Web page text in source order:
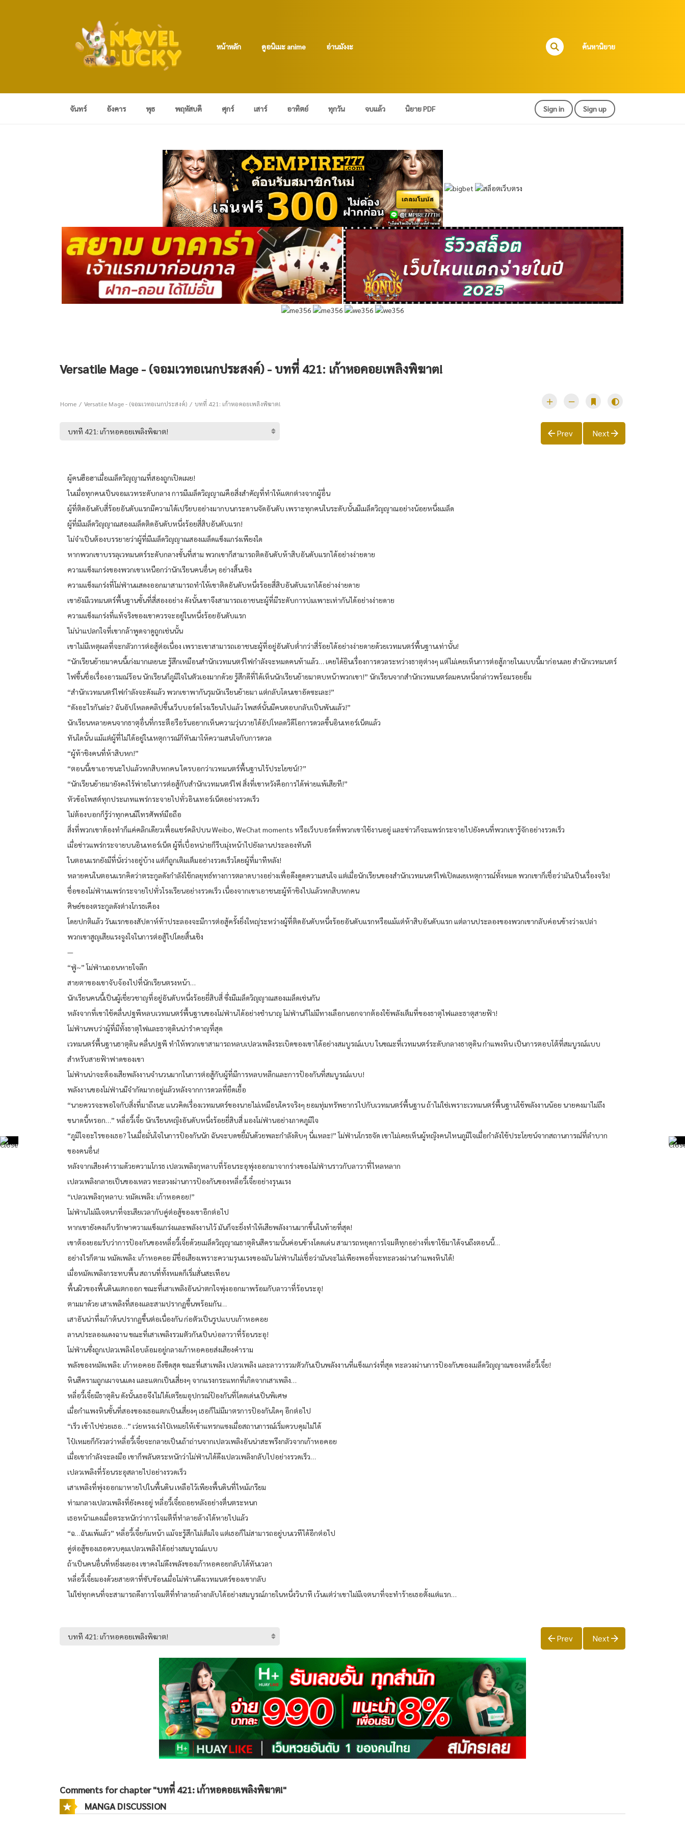
หน้าหลัก ดูอนิเมะ anime อ่านมังงะ ค้นหานิยาย
จันทร์ อังคาร พุธ พฤหัสบดี ศุกร์ เสาร์ อาทิตย์ ทุกวัน จบแล้ว นิยาย PDF Sign in Sign up
Versatile Mage - (จอมเวทอเนกประสงค์) - บทที่ 421: เก้าหอคอยเพลิงพิฆาต!
Home Versatile Mage - (จอมเวทอเนกประสงค์) บทที่ 421: เก้าหอคอยเพลิงพิฆาต!
Prev Next
ผู้คนฮือฮาเมื่อเมล็ดวิญญาณที่สองถูกเปิดเผย!
ในเมื่อทุกคนเป็นจอมเวทระดับกลาง การมีเมล็ดวิญญาณคือสิ่งสำคัญที่ทำให้แตกต่างจากผู้อื่น
ผู้ที่ติดอันดับสี่ร้อยอันดับแรกมีความได้เปรียบอย่างมากบนกระดานจัดอันดับ เพราะทุกคนในระดับนั้นมีเมล็ดวิญญาณอย่างน้อยหนึ่งเมล็ด
ผู้ที่มีเมล็ดวิญญาณสองเมล็ดติดอันดับหนึ่งร้อยสี่สิบอันดับแรก!
ไม่จำเป็นต้องบรรยายว่าผู้ที่มีเมล็ดวิญญาณสองเมล็ดแข็งแกร่งเพียงใด
หากพวกเขาบรรลุเวทมนตร์ระดับกลางขั้นที่สาม พวกเขาก็สามารถติดอันดับห้าสิบอันดับแรกได้อย่างง่ายดาย
ความแข็งแกร่งของพวกเขาเหนือกว่านักเรียนคนอื่นๆ อย่างสิ้นเชิง
ความแข็งแกร่งที่โม่ฟ่านแสดงออกมาสามารถทำให้เขาติดอันดับหนึ่งร้อยสี่สิบอันดับแรกได้อย่างง่ายดาย
เขายังมีเวทมนตร์พื้นฐานขั้นที่สี่สองอย่าง ดังนั้นเขาจึงสามารถเอาชนะผู้ที่มีระดับการบ่มเพาะเท่ากันได้อย่างง่ายดาย
ความแข็งแกร่งที่แท้จริงของเขาควรจะอยู่ในหนึ่งร้อยอันดับแรก
ไม่น่าแปลกใจที่เขากล้าพูดจาดูถูกเช่นนั้น
เขาไม่มีเหตุผลที่จะกลัวการต่อสู้ต่อเนื่อง เพราะเขาสามารถเอาชนะผู้ที่อยู่อันดับต่ำกว่าสี่ร้อยได้อย่างง่ายดายด้วยเวทมนตร์พื้นฐานเท่านั้น!
“นักเรียนย้ายมาคนนี้เก่งมากเลยนะ รู้สึกเหมือนสำนักเวทมนตร์ไฟกำลังจะหมดคนท้าแล้ว… เคยได้ยินเรื่องการดวลระหว่างธาตุต่างๆ แต่ไม่เคยเห็นการต่อสู้ภายในแบบนี้มาก่อนเลย สำนักเวทมนตร์
ไฟขึ้นชื่อเรื่องอารมณ์ร้อน นักเรียนก็ภูมิใจในตัวเองมากด้วย รู้สึกดีที่ได้เห็นนักเรียนย้ายมาตบหน้าพวกเขา!” นักเรียนจากสำนักเวทมนตร์ลมคนหนึ่งกล่าวพร้อมรอยยิ้ม
“สำนักเวทมนตร์ไฟกำลังจะดังแล้ว พวกเขาพากันรุมนักเรียนย้ายมา แต่กลับโดนเขาอัดซะเละ!”
“ดังอะไรกันล่ะ? ฉันอัปโหลดคลิปขึ้นเว็บบอร์ดโรงเรียนไปแล้ว โพสต์นั้นมีคนตอบกลับเป็นพันแล้ว!”
นักเรียนหลายคนจากธาตุอื่นที่กระตือรือร้นอยากเห็นความวุ่นวายได้อัปโหลดวิดีโอการดวลขึ้นอินเทอร์เน็ตแล้ว
ทันใดนั้น แม้แต่ผู้ที่ไม่ได้อยู่ในเหตุการณ์ก็หันมาให้ความสนใจกับการดวล
“ผู้ท้าชิงคนที่ห้าสิบหก!”
“ตอนนี้เขาเอาชนะไปแล้วหกสิบหกคน ใครบอกว่าเวทมนตร์พื้นฐานไร้ประโยชน์!?”
“นักเรียนย้ายมายังคงไร้พ่ายในการต่อสู้กับสำนักเวทมนตร์ไฟ สิ่งที่เขาหวังคือการได้พ่ายแพ้เสียที!”
หัวข้อโพสต์ทุกประเภทแพร่กระจายไปทั่วอินเทอร์เน็ตอย่างรวดเร็ว
ไม่ต้องบอกก็รู้ว่าทุกคนมีโทรศัพท์มือถือ
สิ่งที่พวกเขาต้องทำก็แค่คลิกเดียวเพื่อแชร์คลิปบน Weibo, WeChat moments หรือเว็บบอร์ดที่พวกเขาใช้งานอยู่ และข่าวก็จะแพร่กระจายไปยังคนที่พวกเขารู้จักอย่างรวดเร็ว
เมื่อข่าวแพร่กระจายบนอินเทอร์เน็ต ผู้ที่เบื่อหน่ายก็รีบมุ่งหน้าไปยังลานประลองทันที
ในตอนแรกยังมีที่นั่งว่างอยู่บ้าง แต่ก็ถูกเติมเต็มอย่างรวดเร็วโดยผู้ที่มาทีหลัง!
หลายคนในตอนแรกคิดว่าตระกูลดังกำลังใช้กลยุทธ์ทางการตลาดบางอย่างเพื่อดึงดูดความสนใจ แต่เมื่อนักเรียนของสำนักเวทมนตร์ไฟเปิดเผยเหตุการณ์ทั้งหมด พวกเขาก็เชื่อว่ามันเป็นเรื่องจริง!
ชื่อของโม่ฟ่านแพร่กระจายไปทั่วโรงเรียนอย่างรวดเร็ว เนื่องจากเขาเอาชนะผู้ท้าชิงไปแล้วหกสิบหกคน
ศิษย์ของตระกูลดังต่างโกรธเคือง
โดยปกติแล้ว วันแรกของสัปดาห์ท้าประลองจะมีการต่อสู้ครั้งยิ่งใหญ่ระหว่างผู้ที่ติดอันดับหนึ่งร้อยอันดับแรกหรือแม้แต่ห้าสิบอันดับแรก แต่ลานประลองของพวกเขากลับค่อนข้างว่างเปล่า
พวกเขาสูญเสียแรงจูงใจในการต่อสู้ไปโดยสิ้นเชิง
—
“ฟู่~” โม่ฟ่านถอนหายใจลึก
สายตาของเขาจับจ้องไปที่นักเรียนตรงหน้า…
นักเรียนคนนี้เป็นผู้เชี่ยวชาญที่อยู่อันดับหนึ่งร้อยยี่สิบสี่ ซึ่งมีเมล็ดวิญญาณสองเมล็ดเช่นกัน
หลังจากที่เขาใช้คลื่นปฐพีหลบเวทมนตร์พื้นฐานของโม่ฟ่านได้อย่างชำนาญ โม่ฟ่านก็ไม่มีทางเลือกนอกจากต้องใช้พลังเต็มที่ของธาตุไฟและธาตุสายฟ้า!
โม่ฟ่านพบว่าผู้ที่มีทั้งธาตุไฟและธาตุดินน่ารำคาญที่สุด
เวทมนตร์พื้นฐานธาตุดิน คลื่นปฐพี ทำให้พวกเขาสามารถหลบเปลวเพลิงระเบิดของเขาได้อย่างสมบูรณ์แบบ ในขณะที่เวทมนตร์ระดับกลางธาตุดิน กำแพงหิน เป็นการตอบโต้ที่สมบูรณ์แบบ
สำหรับสายฟ้าฟาดของเขา
โม่ฟ่านน่าจะต้องเสียพลังงานจำนวนมากในการต่อสู้กับผู้ที่มีการหลบหลีกและการป้องกันที่สมบูรณ์แบบ!
พลังงานของโม่ฟ่านมีจำกัดมากอยู่แล้วหลังจากการดวลที่ยืดเยื้อ
“นายควรจะพอใจกับสิ่งที่มาถึงนะ แนวคิดเรื่องเวทมนตร์ของนายไม่เหมือนใครจริงๆ ยอมทุ่มทรัพยากรไปกับเวทมนตร์พื้นฐาน ถ้าไม่ใช่เพราะเวทมนตร์พื้นฐานใช้พลังงานน้อย นายคงมาไม่ถึง
ขนาดนี้หรอก…” หลี่อวี้เจี๋ย นักเรียนหญิงอันดับหนึ่งร้อยยี่สิบสี่ มองโม่ฟ่านอย่างภาคภูมิใจ
“ภูมิใจอะไรของเธอ? ในเมื่อมั่นใจในการป้องกันนัก ฉันจะบดขยี้มันด้วยพละกำลังดิบๆ นี่แหละ!” โม่ฟ่านโกรธจัด เขาไม่เคยเห็นผู้หญิงคนไหนภูมิใจเมื่อกำลังใช้ประโยชน์จากสถานการณ์ที่ลำบาก
ของคนอื่น!
หลังจากเสียงคำรามด้วยความโกรธ เปลวเพลิงกุหลาบที่ร้อนระอุพุ่งออกมาจากร่างของโม่ฟ่านราวกับลาวาที่ไหลหลาก
เปลวเพลิงกลายเป็นของเหลว ทะลวงผ่านการป้องกันของหลี่อวี้เจี๋ยอย่างรุนแรง
“เปลวเพลิงกุหลาบ: หมัดเพลิง: เก้าหอคอย!”
โม่ฟ่านไม่มีเจตนาที่จะเสียเวลากับคู่ต่อสู้ของเขาอีกต่อไป
หากเขายังคงเก็บรักษาความแข็งแกร่งและพลังงานไว้ มันก็จะยิ่งทำให้เสียพลังงานมากขึ้นในท้ายที่สุด!
เขาต้องยอมรับว่าการป้องกันของหลี่อวี้เจี๋ยด้วยเมล็ดวิญญาณธาตุดินสีครามนั้นค่อนข้างโดดเด่น สามารถหยุดการโจมตีทุกอย่างที่เขาใช้มาได้จนถึงตอนนี้…
อย่างไรก็ตาม หมัดเพลิง: เก้าหอคอย มีชื่อเสียงเพราะความรุนแรงของมัน โม่ฟ่านไม่เชื่อว่ามันจะไม่เพียงพอที่จะทะลวงผ่านกำแพงหินได้!
เมื่อหมัดเพลิงกระทบพื้น สถานที่ทั้งหมดก็เริ่มสั่นสะเทือน
พื้นผิวของพื้นดินแตกออก ขณะที่เสาเพลิงอันน่าตกใจพุ่งออกมาพร้อมกับลาวาที่ร้อนระอุ!
ตามมาด้วย เสาเพลิงที่สองและสามปรากฏขึ้นพร้อมกัน…
เสาอันน่าทึ่งเก้าต้นปรากฏขึ้นต่อเนื่องกัน ก่อตัวเป็นรูปแบบเก้าหอคอย
ลานประลองแดงฉาน ขณะที่เสาเพลิงรวมตัวกันเป็นบ่อลาวาที่ร้อนระอุ!
โม่ฟ่านซึ่งถูกเปลวเพลิงโอบล้อมอยู่กลางเก้าหอคอยส่งเสียงคำราม
พลังของหมัดเพลิง: เก้าหอคอย ถึงขีดสุด ขณะที่เสาเพลิง เปลวเพลิง และลาวารวมตัวกันเป็นพลังงานที่แข็งแกร่งที่สุด ทะลวงผ่านการป้องกันของเมล็ดวิญญาณของหลี่อวี้เจี๋ย!
หินสีครามถูกเผาจนแดง และแตกเป็นเสี่ยงๆ จากแรงกระแทกที่เกิดจากเสาเพลิง…
หลี่อวี้เจี๋ยมีธาตุดิน ดังนั้นเธอจึงไม่ได้เตรียมอุปกรณ์ป้องกันที่โดดเด่นเป็นพิเศษ
เมื่อกำแพงหินขั้นที่สองของเธอแตกเป็นเสี่ยงๆ เธอก็ไม่มีมาตรการป้องกันใดๆ อีกต่อไป
“เร็ว เข้าไปช่วยเธอ…” เว่ยหรงเร่งไป๋เหมยให้เข้าแทรกแซงเมื่อสถานการณ์เริ่มควบคุมไม่ได้
ไป๋เหมยก็กังวลว่าหลี่อวี้เจี๋ยจะกลายเป็นเถ้าถ่านจากเปลวเพลิงอันน่าสะพรึงกลัวจากเก้าหอคอย
เมื่อเขากำลังจะลงมือ เขาก็พลันตระหนักว่าโม่ฟ่านได้ดึงเปลวเพลิงกลับไปอย่างรวดเร็ว…
เปลวเพลิงที่ร้อนระอุสลายไปอย่างรวดเร็ว
เสาเพลิงที่พุ่งออกมาหายไปในพื้นดิน เหลือไว้เพียงพื้นดินที่ไหม้เกรียม
ท่ามกลางเปลวเพลิงที่ยังคงอยู่ หลี่อวี้เจี๋ยถอยหลังอย่างตื่นตระหนก
เธอหน้าแดงเมื่อตระหนักว่าการโจมตีที่ทำลายล้างได้หายไปแล้ว
“ฉ…ฉันแพ้แล้ว” หลี่อวี้เจี๋ยก้มหน้า แม้จะรู้สึกไม่เต็มใจ แต่เธอก็ไม่สามารถอยู่บนเวทีได้อีกต่อไป
คู่ต่อสู้ของเธอควบคุมเปลวเพลิงได้อย่างสมบูรณ์แบบ
ถ้าเป็นคนอื่นที่หยิ่งผยอง เขาคงไม่ดึงพลังของเก้าหอคอยกลับได้ทันเวลา
หลี่อวี้เจี๋ยมองด้วยสายตาที่ซับซ้อนเมื่อโม่ฟ่านดึงเวทมนตร์ของเขากลับ
ไม่ใช่ทุกคนที่จะสามารถดึงการโจมตีที่ทำลายล้างกลับได้อย่างสมบูรณ์ภายในหนึ่งวินาที เว้นแต่ว่าเขาไม่มีเจตนาที่จะทำร้ายเธอตั้งแต่แรก…
Prev Next
Comments for chapter "บทที่ 421: เก้าหอคอยเพลิงพิฆาต!"
MANGA DISCUSSION